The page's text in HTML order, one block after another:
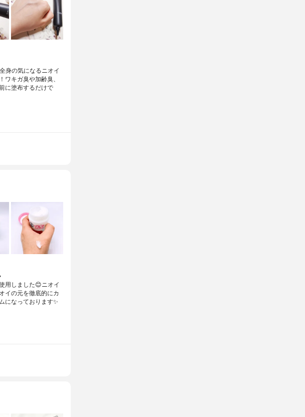
身の気になるニオイ
ワキガ臭や加齢臭、
に塗布するだけで
用しました😊ニオイ
イの元を徹底的にカ
になっております✨